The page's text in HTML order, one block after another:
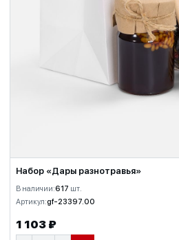
Набор «Дары разнотравья»
В наличии:617 шт.
Артикул:gf-23397.00
1 103 ₽